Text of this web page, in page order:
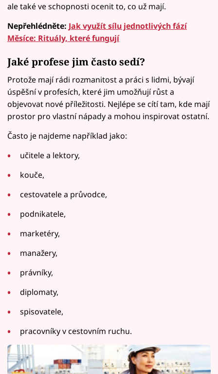
ale také ve schopnosti ocenit to, co už mají.
Nepřehlédněte: Jak využít sílu jednotlivých fází
Měsíce: Rituály, které fungují
Jaké profese jim často sedí?
Protože mají rádi rozmanitost a práci s lidmi, bývají
úspěšní v profesích, které jim umožňují růst a
objevovat nové příležitosti. Nejlépe se cítí tam, kde mají
prostor pro vlastní nápady a mohou inspirovat ostatní.
Často je najdeme například jako:
učitele a lektory,
kouče,
cestovatele a průvodce,
podnikatele,
marketéry,
manažery,
právníky,
diplomaty,
spisovatele,
pracovníky v cestovním ruchu.